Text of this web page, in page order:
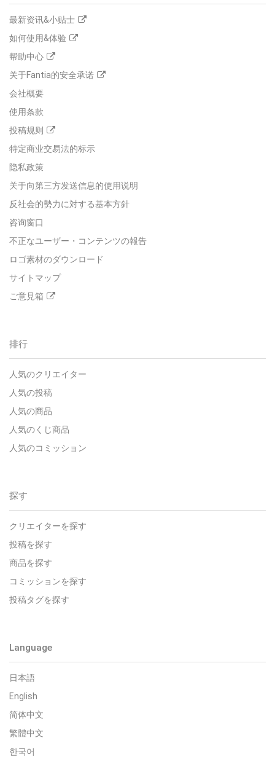
最新资讯&小贴士
如何使用&体验
帮助中心
关于Fantia的安全承诺
会社概要
使用条款
投稿规则
特定商业交易法的标示
隐私政策
关于向第三方发送信息的使用说明
反社会的勢力に対する基本方針
咨询窗口
不正なユーザー・コンテンツの報告
ロゴ素材のダウンロード
サイトマップ
ご意見箱
排行
人気のクリエイター
人気の投稿
人気の商品
人気のくじ商品
人気のコミッション
探す
クリエイターを探す
投稿を探す
商品を探す
コミッションを探す
投稿タグを探す
Language
日本語
English
简体中文
繁體中文
한국어